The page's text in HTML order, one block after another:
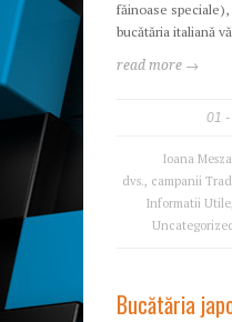
făinoase
bucătăria italiană
read more →
01
Ioana
dvs., campanii
Informatii Utile,
Uncategorized
Bucătăria